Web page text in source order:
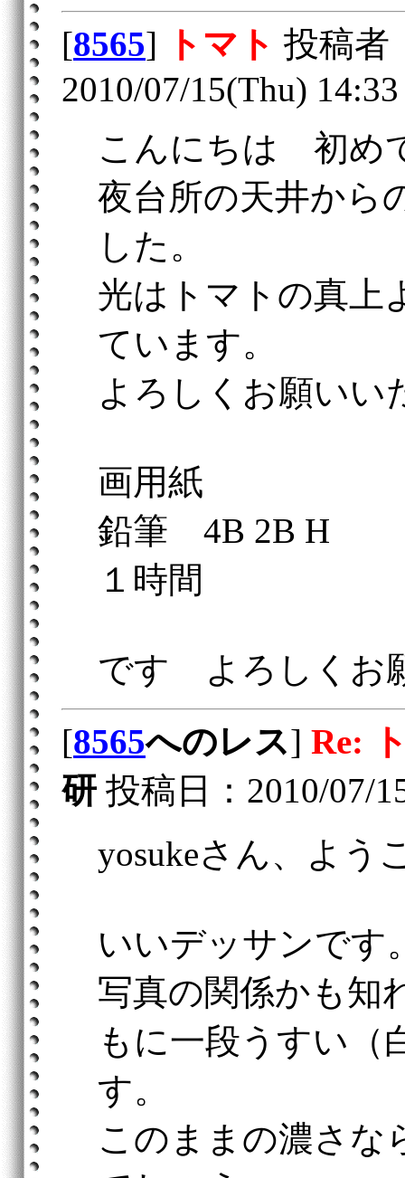
[8565] トマト 投稿者
2010/07/15(Thu) 14:33
こんにちは 初め
夜台所の天井から
した。
光はトマトの真上
ています。
よろしくお願いい
画用紙
鉛筆 4B 2B H
１時間
です よろしくお
[8565へのレス] Re:
研 投稿日：2010/07/
yosukeさん、よう
いいデッサンです
写真の関係かも知
もに一段うすい（
す。
このままの濃さな